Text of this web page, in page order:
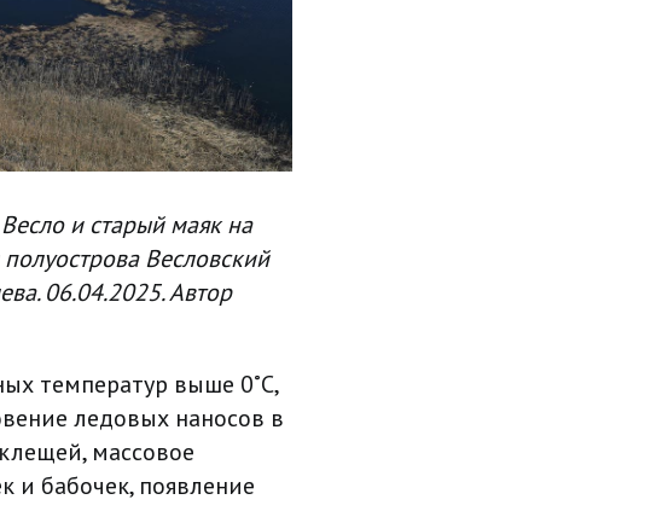
и старый маяк на
Весловский
06.04.2025. Автор
температур выше 0˚С,
ледовых наносов в
массовое
и бабочек, появление